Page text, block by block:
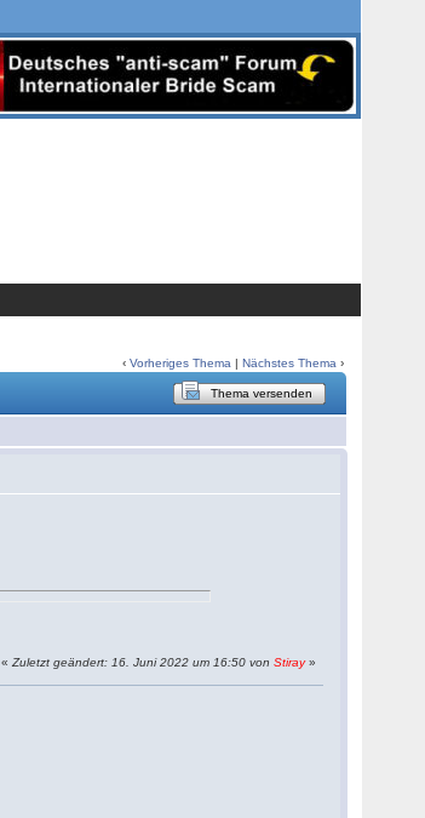
‹Vorheriges Thema |Nächstes Thema ›
Thema versenden
«Zuletzt geändert: 16. Juni 2022 um 16:50 vonStiray»